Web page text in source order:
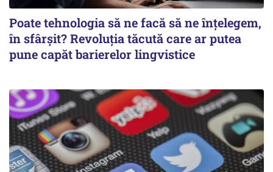
Poate tehnologia să ne facă să ne înțelegem,
în sfârșit? Revoluția tăcută care ar putea
pune capăt barierelor lingvistice